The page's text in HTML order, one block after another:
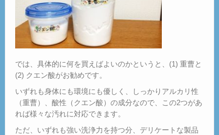
では、具体的に何を買えばよいのかというと、(1) 重曹と
(2) クエン酸がお勧めです。
いずれも身体にも環境にも優しく、しっかりアルカリ性
（重曹）、酸性（クエン酸）の成分なので、この2つがあ
れば様々な汚れに対応できます。
ただ、いずれも強い洗浄力を持つ分、デリケートな製品